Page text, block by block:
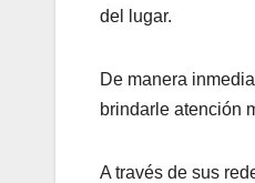
del lugar.
De manera
brindarle atención
A través de sus